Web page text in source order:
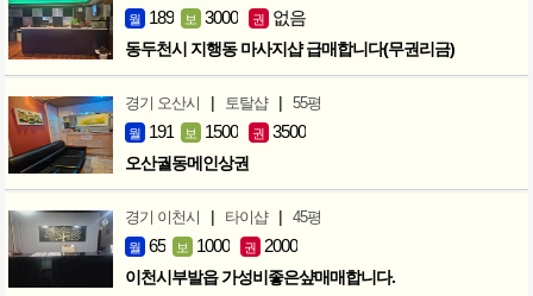
월 189 보 3000 권 없음
동두천시 지행동 마사지샵 급매합니다(무권리금)
경기 오산시 | 토탈샵 | 55평
월 191 보 1500 권 3500
오산궐동메인상권
경기 이천시 | 타이샵 | 45평
월 65 보 1000 권 2000
이천시부발읍 가성비좋은샾매매합니다.